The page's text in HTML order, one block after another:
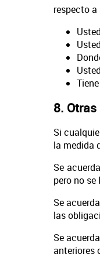
respecto
8.
Si
la medida
Se
pero no
Se
las
Se
anteriores